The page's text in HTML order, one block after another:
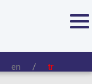
en / tr